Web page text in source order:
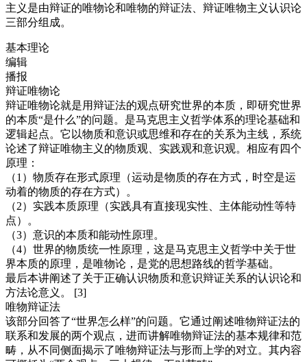
主义是由辩证的唯物论和唯物的辩证法、辩证唯物主义认识论
三部分组成。
基本理论
编辑
播报
辩证唯物论
辩证唯物论就是用辩证法的观点研究世界的本质，即研究世界
的本质“是什么”的问题。是马克思主义哲学体系的理论基础和
逻辑起点。它以物质和意识或思维和存在的关系为主线，系统
论述了辩证唯物主义的物质观、实践观和意识观。相应有四个
原理：
（1）物质存在形式原理（运动是物质的存在方式，时空是运
动着的物质的存在方式）。
（2）实践本质原理（实践具有直接现实性、主体能动性等特
点）。
（3）意识的本质和能动性原理。
（4）世界的物质统一性原理，这是马克思主义哲学中关于世
界本质的原理，是唯物论，是党的思想路线的哲学基础。
最后本讲阐述了关于正确认识物质和意识辩证关系的认识论和
方法论意义。 [3]
唯物辩证法
该部分回答了“世界怎么样”的问题。它通过阐述唯物辩证法的
联系和发展的两个观点，进而讲解唯物辩证法的基本规律和范
畴，从不同侧面揭示了唯物辩证法与形而上学的对立。其内容